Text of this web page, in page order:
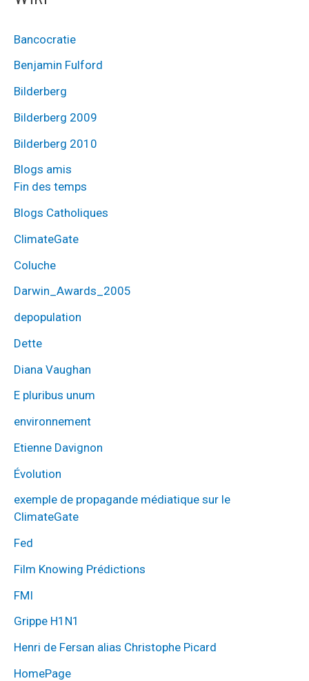
Bancocratie
Benjamin Fulford
Bilderberg
Bilderberg 2009
Bilderberg 2010
Blogs amis
Fin des temps
Blogs Catholiques
ClimateGate
Coluche
Darwin_Awards_2005
depopulation
Dette
Diana Vaughan
E pluribus unum
environnement
Etienne Davignon
Évolution
exemple de propagande médiatique sur le
ClimateGate
Fed
Film Knowing Prédictions
FMI
Grippe H1N1
Henri de Fersan alias Christophe Picard
HomePage